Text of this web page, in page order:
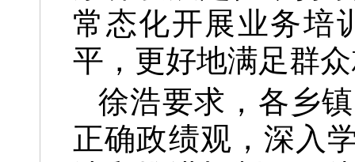
常态化开展业务培
平，更好地满足群
徐浩要求，各乡
正确政绩观，深入